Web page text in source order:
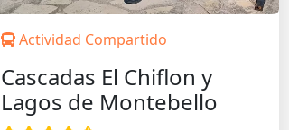
Actividad Compartido
Cascadas El Chiflon y
Lagos de Montebello